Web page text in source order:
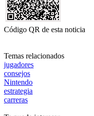
Código QR de esta noticia
Temas relacionados
jugadores
consejos
Nintendo
estrategia
carreras